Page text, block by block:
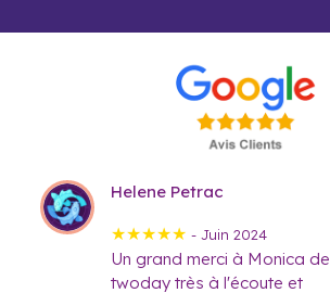
Helene Petrac
★★★★★ - Juin 2024
Un grand merci à Monica de
twoday très à l'écoute et